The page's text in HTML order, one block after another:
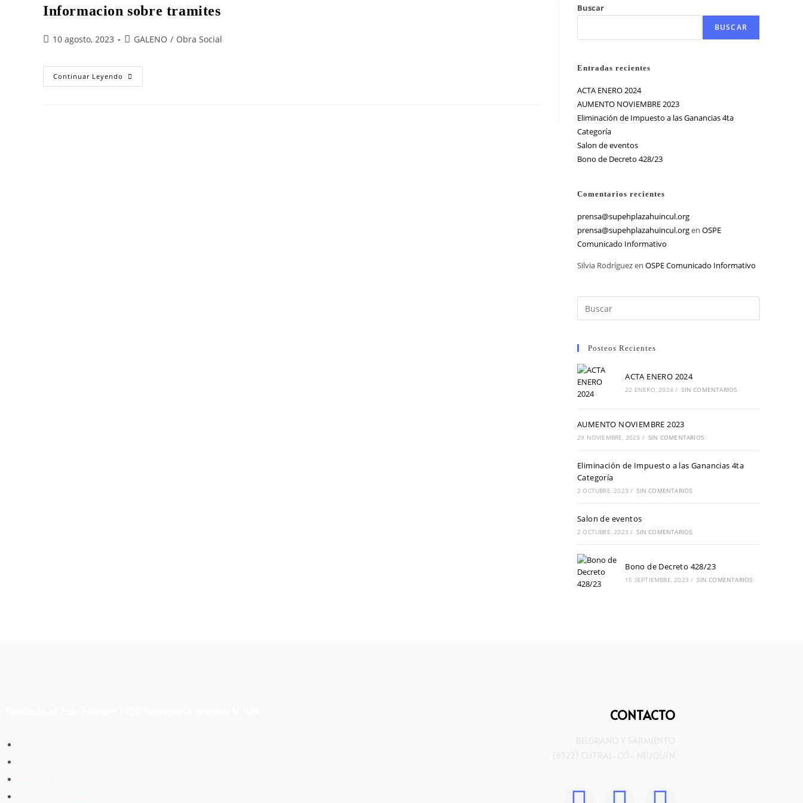
Informacion sobre tramites
10 agosto, 2023 GALENO / Obra Social
Continuar Leyendo
Buscar
BUSCAR
Entradas recientes
ACTA ENERO 2024
AUMENTO NOVIEMBRE 2023
Eliminación de Impuesto a las Ganancias 4ta
Categoría
Salon de eventos
Bono de Decreto 428/23
Comentarios recientes
prensa@supehplazahuincul.org
prensa@supehplazahuincul.orgen OSPE
Comunicado Informativo
Silvia Rodríguezen OSPE Comunicado Informativo
Posteos Recientes
ACTA ENERO 2024
22 ENERO, 2024 / SIN COMENTARIOS
AUMENTO NOVIEMBRE 2023
29 NOVIEMBRE, 2023 / SIN COMENTARIOS
Eliminación de Impuesto a las Ganancias 4ta
Categoría
2 OCTUBRE, 2023 / SIN COMENTARIOS
Salon de eventos
2 OCTUBRE, 2023 / SIN COMENTARIOS
Bono de Decreto 428/23
15 SEPTIEMBRE, 2023 / SIN COMENTARIOS
CONTACTO